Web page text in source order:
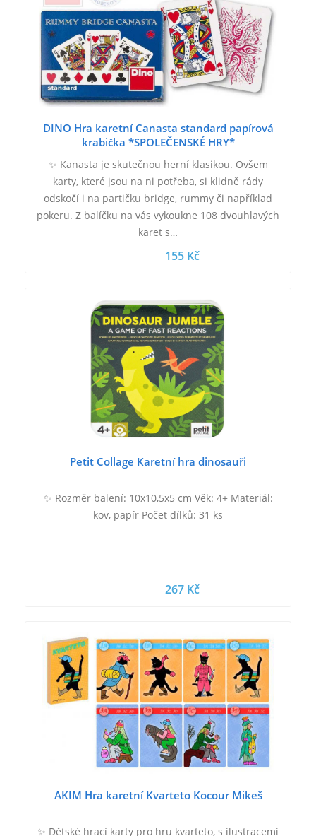
DINO Hra karetní Canasta standard papírová
krabička *SPOLEČENSKÉ HRY*
✨ Kanasta je skutečnou herní klasikou. Ovšem
karty, které jsou na ni potřeba, si klidně rády
odskočí i na partičku bridge, rummy či například
pokeru. Z balíčku na vás vykoukne 108 dvouhlavých
karet s…
155 Kč
Petit Collage Karetní hra dinosauři
✨ Rozměr balení: 10x10,5x5 cm Věk: 4+ Materiál:
kov, papír Počet dílků: 31 ks
267 Kč
AKIM Hra karetní Kvarteto Kocour Mikeš
✨ Dětské hrací karty pro hru kvarteto, s ilustracemi